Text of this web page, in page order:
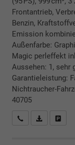
Frontantrieb,
Benzin,
Emission
Außenfarbe:
Magic perleffekt
Aussehen: 1, sehr
Garantieleistung:
Nichtraucher-
40705
RückrufbittePDF-Datei,